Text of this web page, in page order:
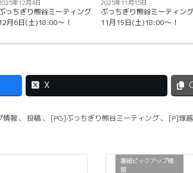
年12月4日
っちぎり熊谷ミーティング
月6日(土)18:00〜！
2025年11月15日
ぶっちぎり熊谷ミーティング
11月15日(土)18:00〜！
X
情報、 投稿 、 [PG]ぶっちぎり熊谷ミーティング、 [P]塚
番組ピックアップ情
報